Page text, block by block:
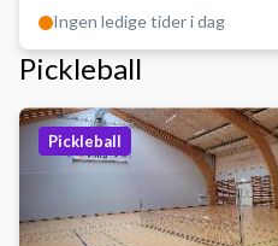
Ingen ledige tider i dag
Pickleball
Pickleball